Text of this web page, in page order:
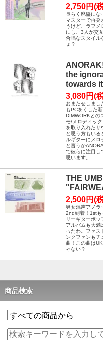
2,750円(
長らく廃盤にな
マスターで再発
うけど、ラフメ
にし、3人が交
合唱なスタイル
ょ？
the
towards
3,080円(
おまたせしまし
もPCをくした
DIMWORKとの
モ/メロディッ
を取り入れたサ
と思う方もいる
ルギターにメロ
と言うか
で彼らに注目し
思います。
THE
2,500円(
男女混声アノラ
2nd到着！1stも
リーギターポッ
アルバムも大満
ったわ。ファス
ンクファンもチ
曲！この曲は
ゃない？
商品検索